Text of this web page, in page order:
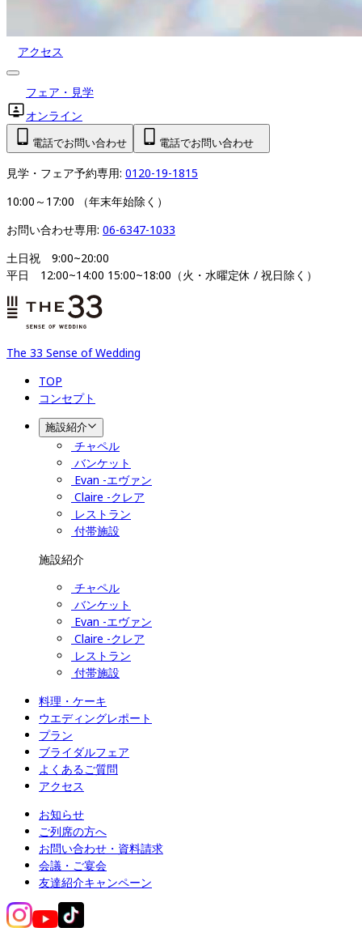
アクセス
フェア・見学
オンライン
電話でお問い合わせ 電話でお問い合わせ
見学・フェア予約専用: 0120-19-1815
10:00～17:00 （年末年始除く）
お問い合わせ専用: 06-6347-1033
土日祝　9:00~20:00
平日　12:00~14:00 15:00~18:00（火・水曜定休 / 祝日除く）
The 33 Sense of Wedding
TOP
コンセプト
施設紹介
チャペル
バンケット
Evan -エヴァン
Claire -クレア
レストラン
付帯施設
施設紹介
チャペル
バンケット
Evan -エヴァン
Claire -クレア
レストラン
付帯施設
料理・ケーキ
ウエディングレポート
プラン
ブライダルフェア
よくあるご質問
アクセス
お知らせ
ご列席の方へ
お問い合わせ・資料請求
会議・ご宴会
友達紹介キャンペーン